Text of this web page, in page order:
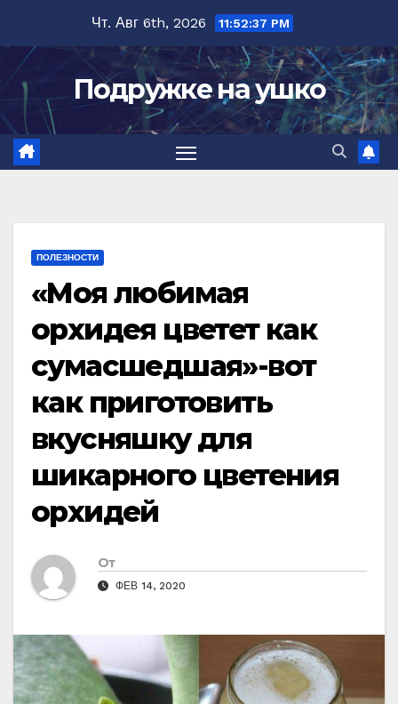
содержимому
Чт. Авг 6th, 2026 11:52:38 PM
Подружке на ушко
ПОЛЕЗНОСТИ
«Моя любимая
орхидея цветет как
сумасшедшая»-вот
как приготовить
вкусняшку для
шикарного цветения
орхидей
От
ФЕВ 14, 2020